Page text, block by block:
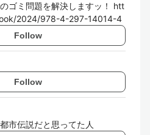
ゴミ問題を解決しますッ！ htt
2024/978-4-297-14014-4
Follow
Follow
市伝説だと思ってた人